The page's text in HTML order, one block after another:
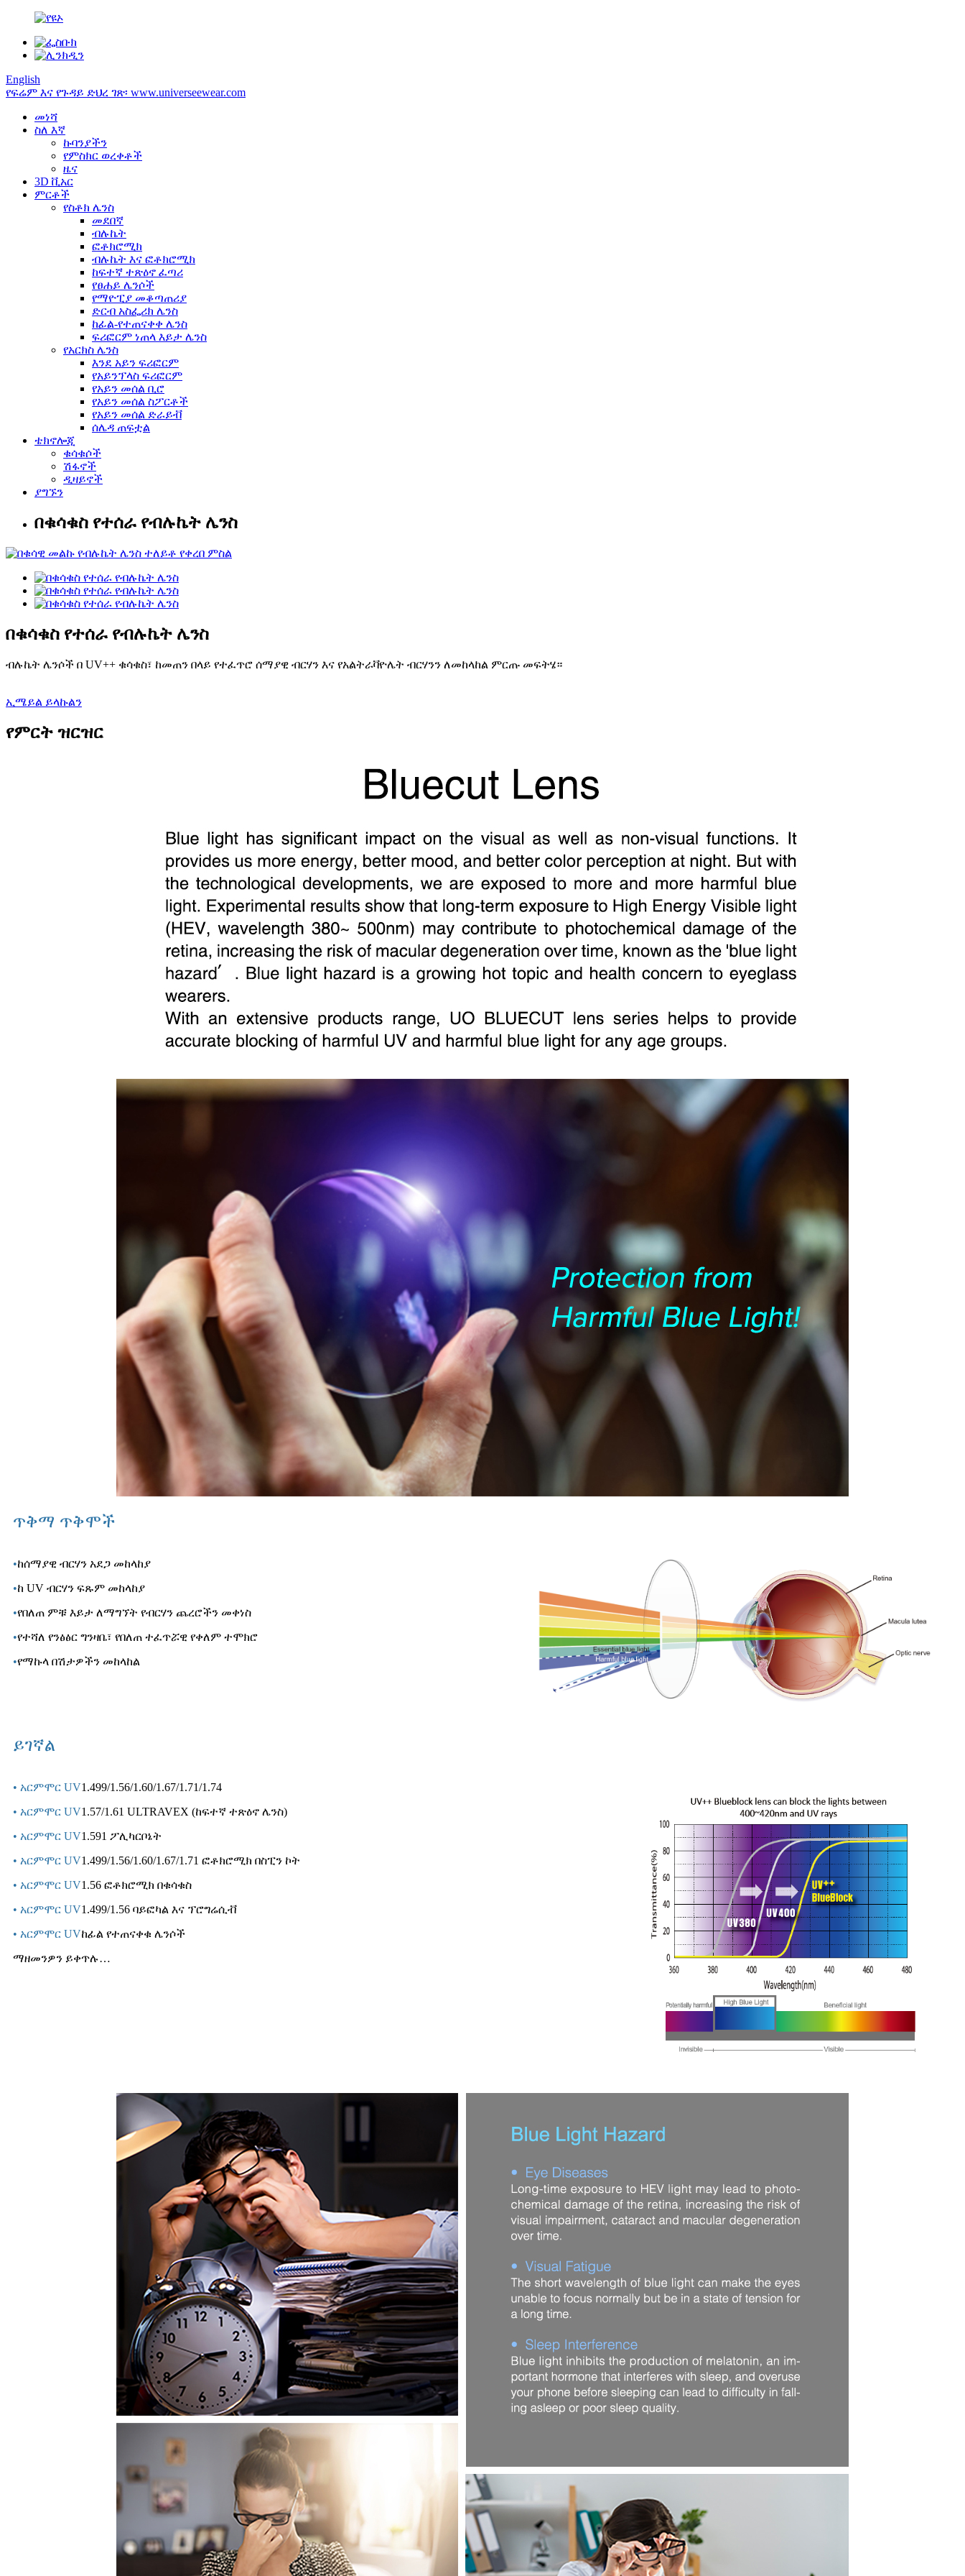
English
የፍሬም እና የጉዳይ ድህረ ገጽ፡ www.universeewear.com
መነሻ
ስለ እኛ
ኩባንያችን
የምስክር ወረቀቶች
ዜና
3D ቪአር
ምርቶች
የስቶክ ሌንስ
መደበኛ
ብሉኬት
ፎቶክሮሚክ
ብሉኬት እና ፎቶክሮሚክ
ከፍተኛ ተጽዕኖ ፈጣሪ
የፀሐይ ሌንሶች
የማዮፒያ መቆጣጠሪያ
ድርብ አስፌሪክ ሌንስ
ከፊል-የተጠናቀቀ ሌንስ
ፍሪፎርም ነጠላ እይታ ሌንስ
የአርክስ ሌንስ
እንደ አይን ፍሪፎርም
የአይንፕላስ ፍሪፎርም
የአይን መሰል ቢሮ
የአይን መሰል ስፖርቶች
የአይን መሰል ድራይቭ
ሰሌዳ ጠፍቷል
ቴክኖሎጂ
ቁሳቁሶች
ሽፋኖች
ዲዛይኖች
ያግኙን
በቁሳቁስ የተሰራ የብሉኬት ሌንስ
በቁሳቁስ የተሰራ የብሉኬት ሌንስ
ብሉኬት ሌንሶች በ UV++ ቁሳቁስ፣ ከመጠን በላይ የተፈጥሮ ሰማያዊ ብርሃን እና የአልትራቫዮሌት ብርሃንን ለመከላከል ምርጡ መፍትሄ።
ኢሜይል ይላኩልን
የምርት ዝርዝር
ጥቅማ ጥቅሞች
•ከሰማያዊ ብርሃን አደጋ መከላከያ
•ከ UV ብርሃን ፍጹም መከላከያ
•የበለጠ ምቹ እይታ ለማግኘት የብርሃን ጨረሮችን መቀነስ
•የተሻለ የንፅፅር ግንዛቤ፣ የበለጠ ተፈጥሯዊ የቀለም ተሞክሮ
•የማኩላ በሽታዎችን መከላከል
ይገኛል
• አርምሞር UV1.499/1.56/1.60/1.67/1.71/1.74
• አርምሞር UV1.57/1.61 ULTRAVEX (ከፍተኛ ተጽዕኖ ሌንስ)
• አርምሞር UV1.591 ፖሊካርቦኔት
• አርምሞር UV1.499/1.56/1.60/1.67/1.71 ፎቶክሮሚክ በስፒን ኮት
• አርምሞር UV1.56 ፎቶክሮሚክ በቁሳቁስ
• አርምሞር UV1.499/1.56 ባይፎካል እና ፕሮግሬሲቭ
• አርምሞር UVከፊል የተጠናቀቁ ሌንሶች
ማዘመንዎን ይቀጥሉ…